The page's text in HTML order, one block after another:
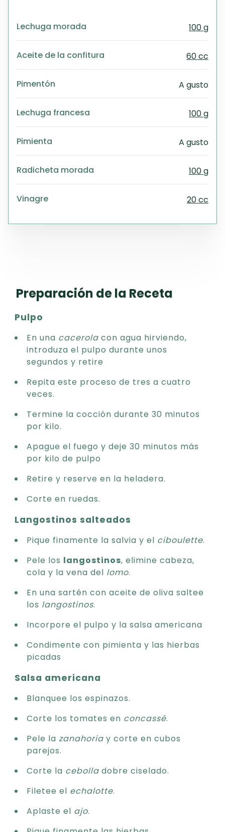
Lechuga morada 100 g
Aceite de la confitura 60 cc
Pimentón A gusto
Lechuga francesa 100 g
Pimienta A gusto
Radicheta morada 100 g
Vinagre 20 cc
Preparación de la Receta
Pulpo
En una cacerola con agua hirviendo,
introduza el pulpo durante unos
segundos y retire
Repita este proceso de tres a cuatro
veces.
Termine la cocción durante 30 minutos
por kilo.
Apague el fuego y deje 30 minutos más
por kilo de pulpo
Retire y reserve en la heladera.
Corte en ruedas.
Langostinos salteados
Pique finamente la salvia y el ciboulette.
Pele los langostinos, elimine cabeza,
cola y la vena del lomo.
En una sartén con aceite de oliva saltee
los langostinos.
Incorpore el pulpo y la salsa americana
Condimente con pimienta y las hierbas
picadas
Salsa americana
Blanquee los espinazos.
Corte los tomates en concassé.
Pele la zanahoria y corte en cubos
parejos.
Corte la cebolla dobre ciselado.
Filetee el echalotte.
Aplaste el ajo.